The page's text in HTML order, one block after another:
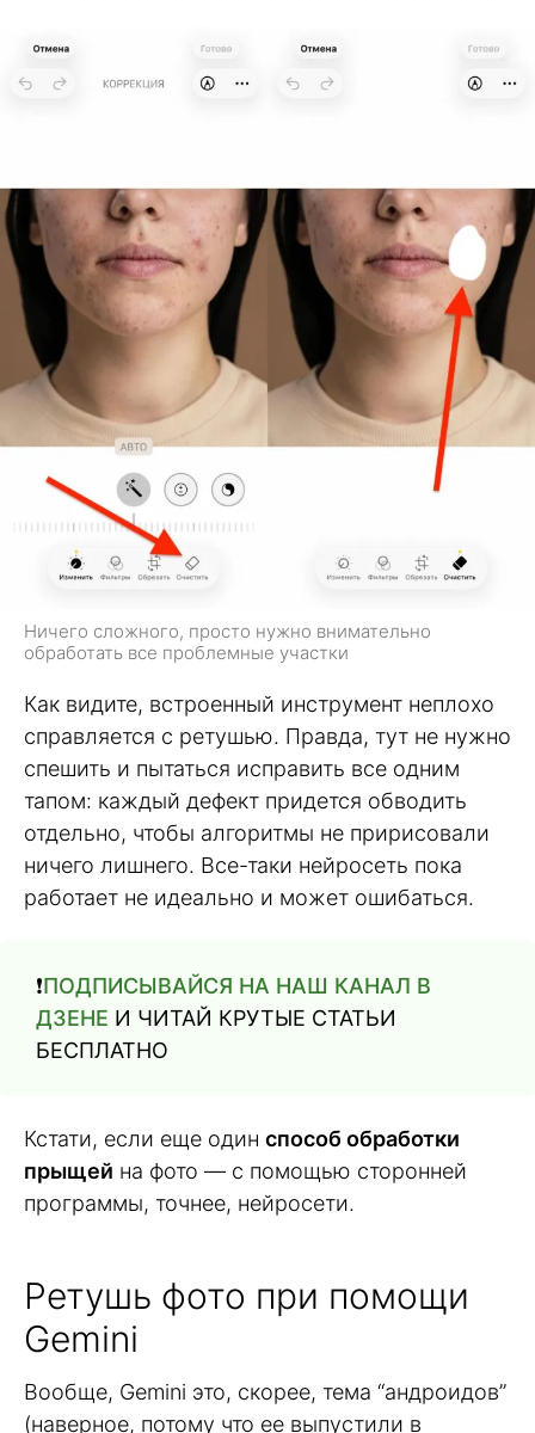
Ничего сложного, просто нужно внимательно
обработать все проблемные участки
Как видите, встроенный инструмент неплохо
справляется с ретушью. Правда, тут не нужно
спешить и пытаться исправить все одним
тапом: каждый дефект придется обводить
отдельно, чтобы алгоритмы не пририсовали
ничего лишнего. Все-таки нейросеть пока
работает не идеально и может ошибаться.
❗️ПОДПИСЫВАЙСЯ НА НАШ КАНАЛ В
ДЗЕНЕ И ЧИТАЙ КРУТЫЕ СТАТЬИ
БЕСПЛАТНО
Кстати, если еще один способ обработки
прыщей на фото — с помощью сторонней
программы, точнее, нейросети.
Ретушь фото при помощи
Gemini
Вообще, Gemini это, скорее, тема “андроидов”
(наверное, потому что ее выпустили в